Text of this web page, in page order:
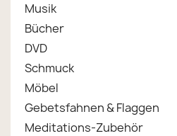
Musik
Bücher
DVD
Schmuck
Möbel
Gebetsfahnen & Flaggen
Meditations-Zubehör